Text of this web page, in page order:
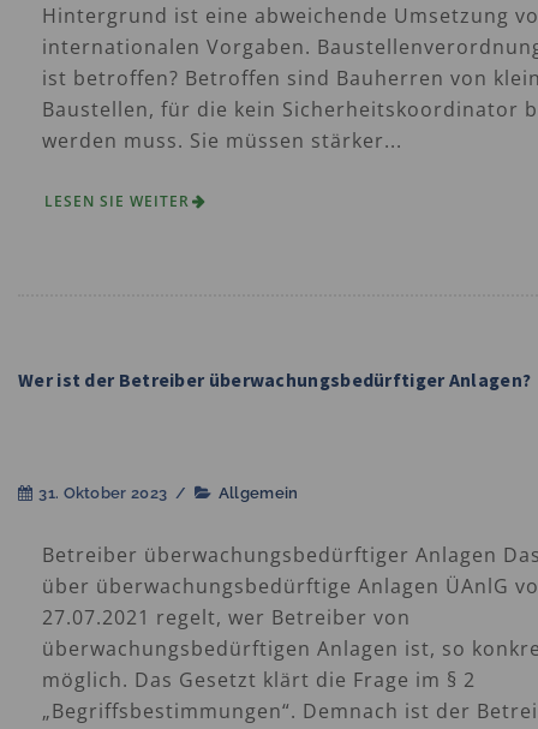
Hintergrund ist eine abweichende Umsetzung
internationalen Vorgaben.
ist betroffen? Betroffen sind Bauherren von
Baustellen, für die kein Sicherheitskoordinator
werden muss. Sie müssen stärker...
LESEN SIE WEITER
Wer ist der Betreiber überwachungsbedürftiger Anlagen?
31. Oktober 2023 / Allgemein
Betreiber überwachungsbedürftiger Anlagen
über überwachungsbedürftige Anlagen ÜAnlG
27.07.2021 regelt, wer Betreiber von
überwachungsbedürftigen Anlagen ist, so
möglich. Das Gesetzt klärt die Frage im § 2
„Begriffsbestimmungen“. Demnach ist der